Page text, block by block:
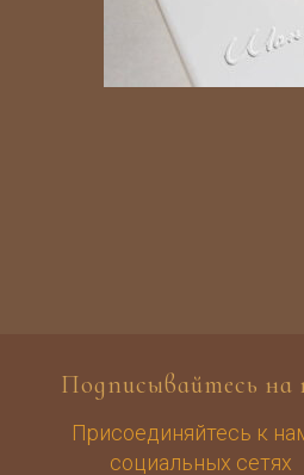
Подписывайтесь на
Присоединяйтесь к
социальных сетях